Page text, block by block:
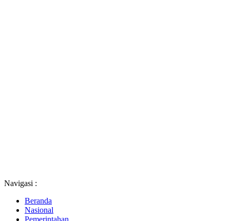
Navigasi :
Beranda
Nasional
Pemerintahan